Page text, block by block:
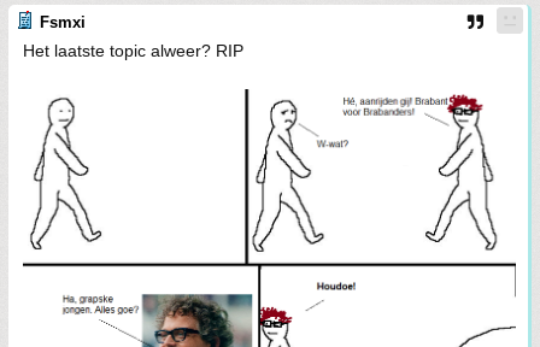
Fsmxi
Het laatste topic alweer? RIP